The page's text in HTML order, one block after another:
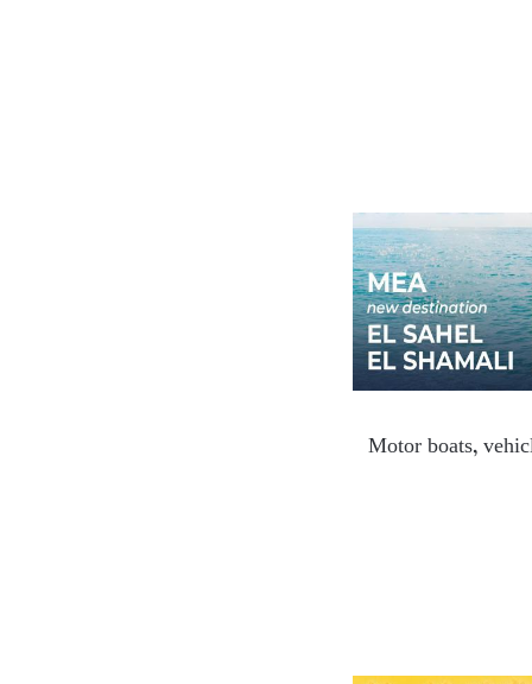
Motor boats,